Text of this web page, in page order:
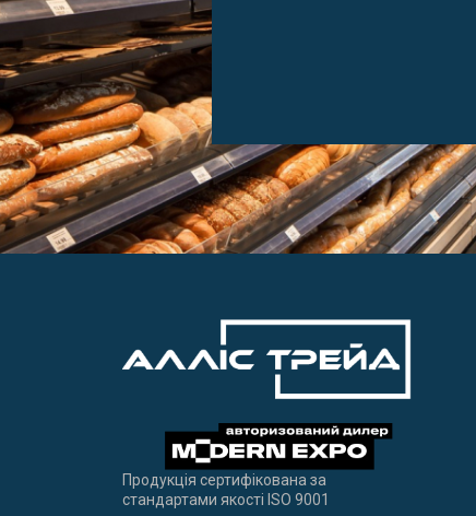
Продукція сертифікована за
стандартами якості ISO 9001